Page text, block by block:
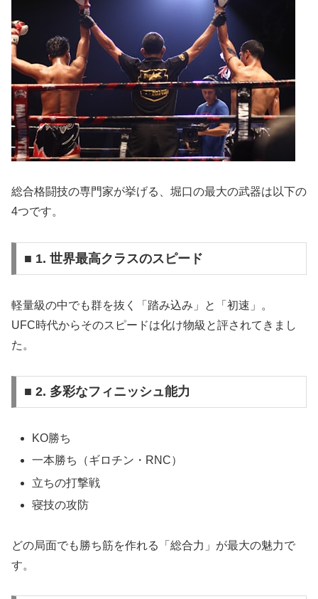
総合格闘技の専門家が挙げる、堀口の最大の武器は以下の
4つです。
■ 1. 世界最高クラスのスピード
軽量級の中でも群を抜く「踏み込み」と「初速」。
UFC時代からそのスピードは化け物級と評されてきまし
た。
■ 2. 多彩なフィニッシュ能力
KO勝ち
一本勝ち（ギロチン・RNC）
立ちの打撃戦
寝技の攻防
どの局面でも勝ち筋を作れる「総合力」が最大の魅力で
す。